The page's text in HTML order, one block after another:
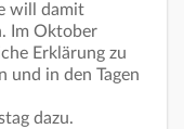
will damit
Im Oktober
Erklärung zu
und in den Tagen
dazu.